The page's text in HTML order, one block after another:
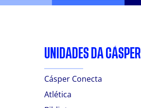
UNIDADES DA CÁSPER
Cásper Conecta
Atlética